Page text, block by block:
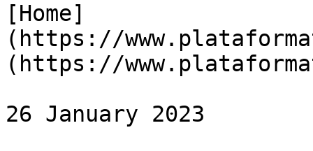
[Home]
(https://
(https://
26 January 2023